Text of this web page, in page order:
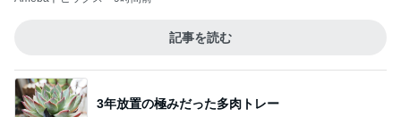
記事を読む
3年放置の極みだった多肉トレー